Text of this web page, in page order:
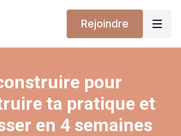
Rejoindre
pour
ta pratique et
en 4 semaines